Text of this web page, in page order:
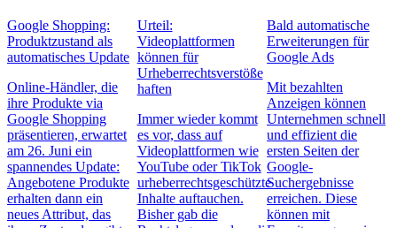
Google Shopping:
Produktzustand als
automatisches Update
Online-Händler, die
ihre Produkte via
Google Shopping
präsentieren, erwartet
am 26. Juni ein
spannendes Update:
Angebotene Produkte
erhalten dann ein
neues Attribut, das
Urteil:
Videoplattformen
können für
Urheberrechtsverstöße
haften
Immer wieder kommt
es vor, dass auf
Videoplattformen wie
YouTube oder TikTok
urheberrechtsgeschützte
Inhalte auftauchen.
Bisher gab die
Bald automatische
Erweiterungen für
Google Ads
Mit bezahlten
Anzeigen können
Unternehmen schnell
und effizient die
ersten Seiten der
Google-
Suchergebnisse
erreichen. Diese
können mit